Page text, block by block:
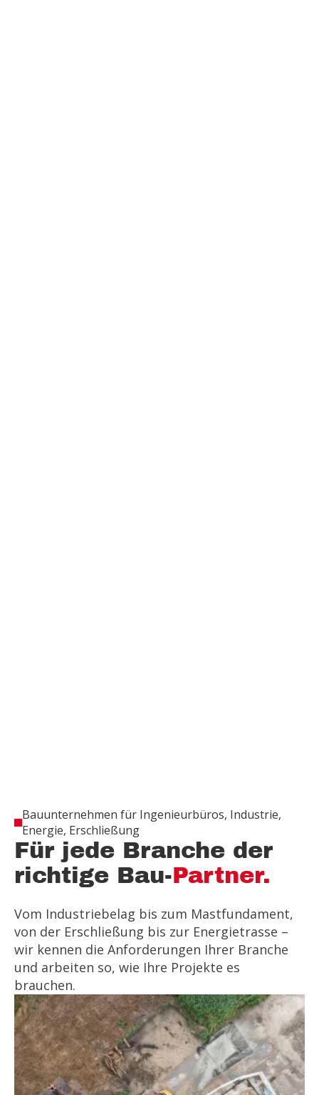
Bauunternehmen für Ingenieurbüros, Industrie,
Energie, Erschließung
Für jede Branche der
richtige Bau-Partner.
Vom Industriebelag bis zum Mastfundament,
von der Erschließung bis zur Energietrasse –
wir kennen die Anforderungen Ihrer Branche
und arbeiten so, wie Ihre Projekte es
brauchen.